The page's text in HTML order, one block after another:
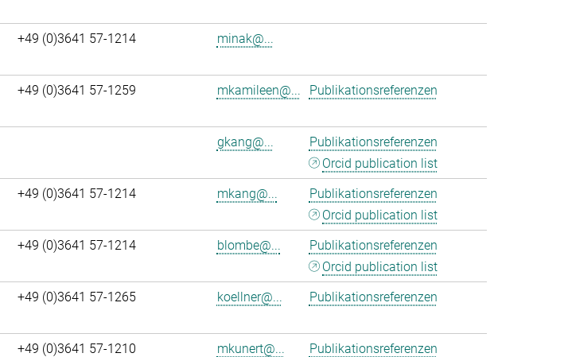
+49 (0)3641 57-1214 minak@...
+49 (0)3641 57-1259 mkamileen@... Publikationsreferenzen
gkang@...
Publikationsreferenzen
Orcid publication list
+49 (0)3641 57-1214 mkang@...
Publikationsreferenzen
Orcid publication list
+49 (0)3641 57-1214 blombe@...
Publikationsreferenzen
Orcid publication list
+49 (0)3641 57-1265 koellner@... Publikationsreferenzen
+49 (0)3641 57-1210 mkunert@... Publikationsreferenzen